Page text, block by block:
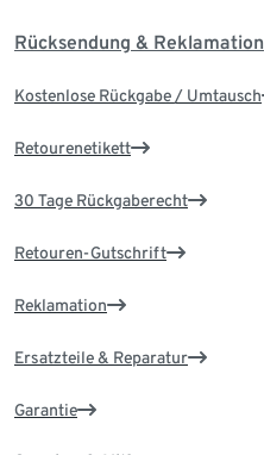
Rücksendung & Reklamation
Kostenlose Rückgabe / Umtausch
Retourenetikett
30 Tage Rückgaberecht
Retouren-Gutschrift
Reklamation
Ersatzteile & Reparatur
Garantie